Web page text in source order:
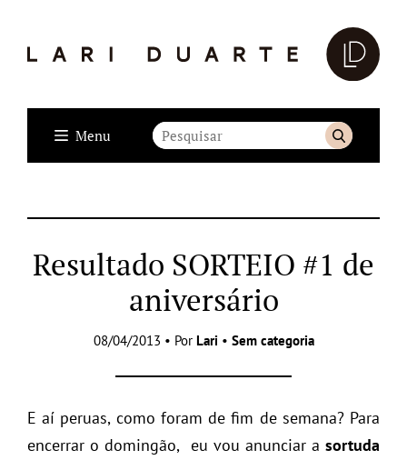
Menu
Resultado SORTEIO #1 de
aniversário
08/04/2013 • Por Lari • Sem categoria
E aí peruas, como foram de fim de semana? Para
encerrar o domingão, eu vou anunciar a sortuda